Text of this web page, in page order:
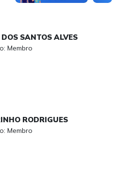
SANTOS ALVES
Membro
RODRIGUES
Membro